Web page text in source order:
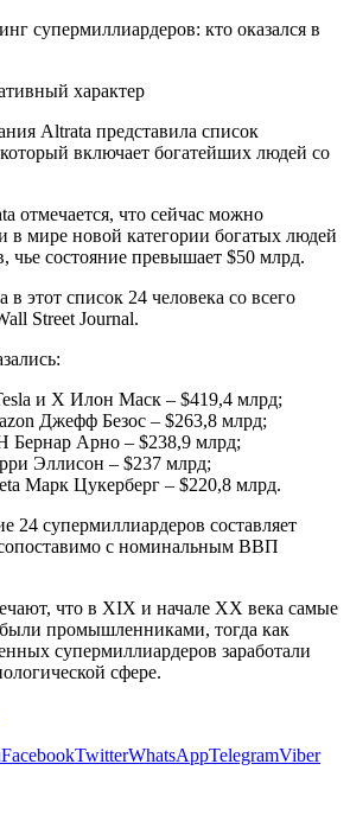
характер
Altratа представила список
включает богатейших людей со
отмечается, что сейчас можно
в мире новой категории богатых людей
чье состояние превышает $50 млрд.
этот список 24 человека со всего
Street Journal.
и X Илон Маск – $419,4 млрд;
Джефф Безос – $263,8 млрд;
Бернар Арно – $238,9 млрд;
Эллисон – $237 млрд;
Марк Цукерберг – $220,8 млрд.
24 супермиллиардеров составляет
с номинальным ВВП
что в XIX и начале XX века самые
промышленниками, тогда как
супермиллиардеров заработали
сфере.
FacebookTwitterWhatsAppTelegramViber